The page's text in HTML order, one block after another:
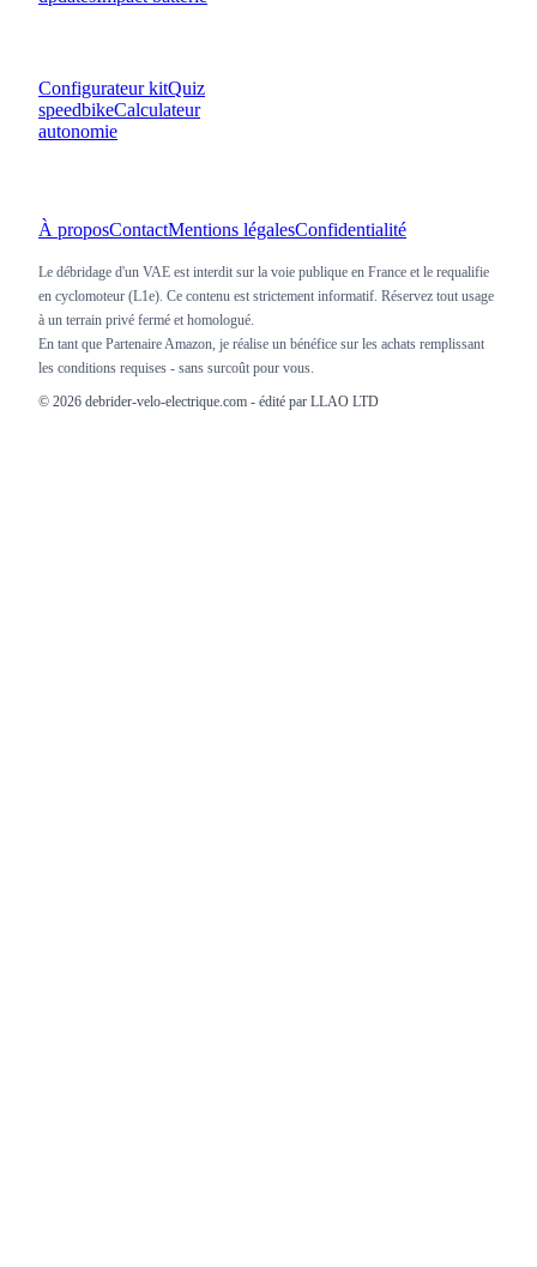
Configurateur kitQuiz
speedbikeCalculateur
autonomie
À proposContactMentions légalesConfidentialité
Le débridage d'un VAE est interdit sur la voie publique en France et le requalifie
en cyclomoteur (L1e). Ce contenu est strictement informatif. Réservez tout usage
à un terrain privé fermé et homologué.
En tant que Partenaire Amazon, je réalise un bénéfice sur les achats remplissant
les conditions requises - sans surcoût pour vous.
© 2026 debrider-velo-electrique.com - édité par LLAO LTD